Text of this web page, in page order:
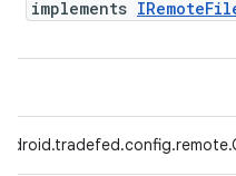
implements